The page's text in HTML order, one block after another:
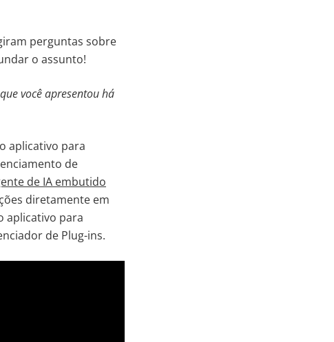
perguntas sobre
o assunto!
você apresentou há
aplicativo para
de
de IA embutido
diretamente em
aplicativo para
de Plug-ins.